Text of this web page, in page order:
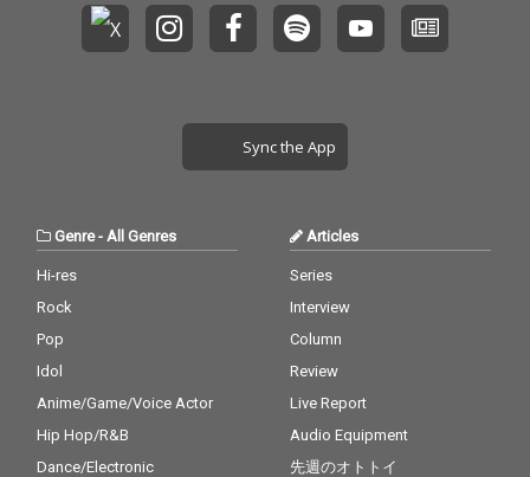
Sync the App
Genre- All Genres
Hi-res
Rock
Pop
Idol
Anime/Game/Voice Actor
Hip Hop/R&B
Dance/Electronic
Articles
Series
Interview
Column
Review
Live Report
Audio Equipment
先週のオトトイ